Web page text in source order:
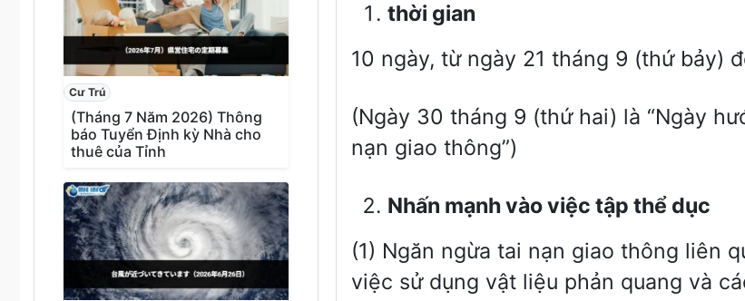
Cư Trú
(Tháng 7 Năm 2026) Thông
báo Tuyển Định kỳ Nhà cho
thuê của Tỉnh
thời gian
10 ngày, từ ngày 21 tháng 9 (thứ bảy)
(Ngày 30 tháng 9 (thứ hai) là “Ngày
nạn giao thông”)
Nhấn mạnh vào việc tập thể dục
(1) Ngăn ngừa tai nạn giao thông liên
việc sử dụng vật liệu phản quang và